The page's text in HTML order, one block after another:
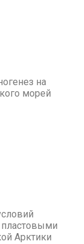
на
морей
Арктики